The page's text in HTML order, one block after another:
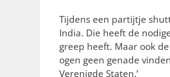
Tijdens een partijtje
India. Die heeft de
greep heeft. Maar ook
ogen geen genade
Verenigde Staten.’